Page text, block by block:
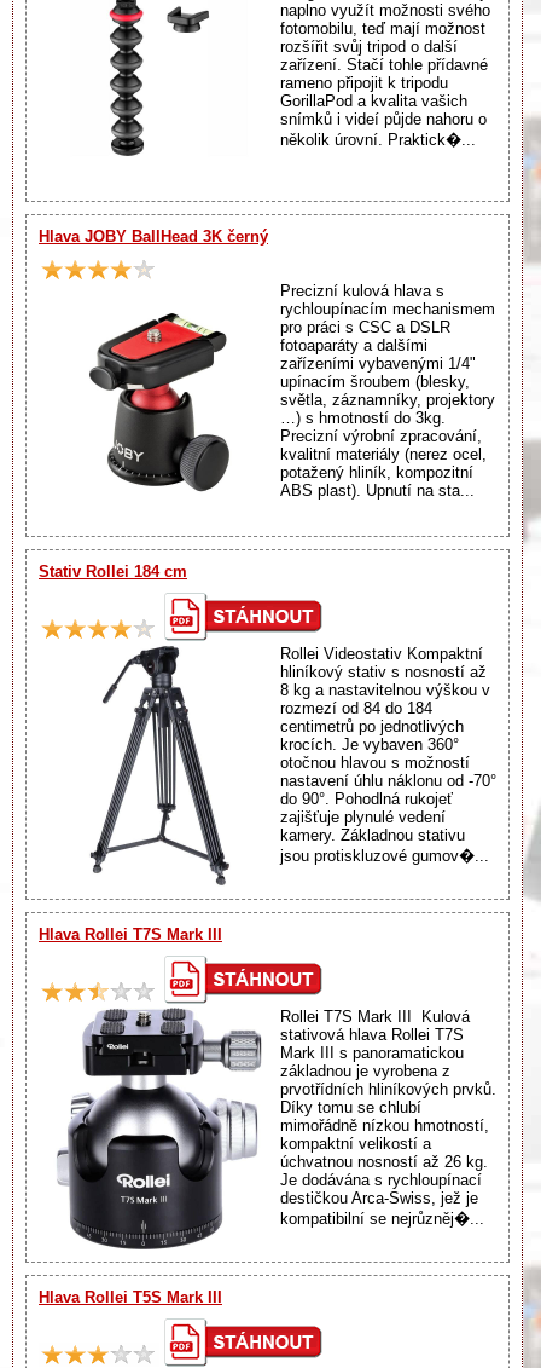
naplno využít možnosti svého
fotomobilu, teď mají možnost
rozšířit svůj tripod o další
zařízení. Stačí tohle přídavné
rameno připojit k tripodu
GorillaPod a kvalita vašich
snímků i videí půjde nahoru o
několik úrovní. Praktick�...
Hlava JOBY BallHead 3K černý
Precizní kulová hlava s
rychloupínacím mechanismem
pro práci s CSC a DSLR
fotoaparáty a dalšími
zařízeními vybavenými 1/4"
upínacím šroubem (blesky,
světla, záznamníky, projektory
…) s hmotností do 3kg.
Precizní výrobní zpracování,
kvalitní materiály (nerez ocel,
potažený hliník, kompozitní
ABS plast). Upnutí na sta...
Stativ Rollei 184 cm
Rollei Videostativ Kompaktní
hliníkový stativ s nosností až
8 kg a nastavitelnou výškou v
rozmezí od 84 do 184
centimetrů po jednotlivých
krocích. Je vybaven 360°
otočnou hlavou s možností
nastavení úhlu náklonu od -70°
do 90°. Pohodlná rukojeť
zajišťuje plynulé vedení
kamery. Základnou stativu
jsou protiskluzové gumov�...
Hlava Rollei T7S Mark III
Rollei T7S Mark III Kulová
stativová hlava Rollei T7S
Mark III s panoramatickou
základnou je vyrobena z
prvotřídních hliníkových prvků.
Díky tomu se chlubí
mimořádně nízkou hmotností,
kompaktní velikostí a
úchvatnou nosností až 26 kg.
Je dodávána s rychloupínací
destičkou Arca-Swiss, jež je
kompatibilní se nejrůzněj�...
Hlava Rollei T5S Mark III